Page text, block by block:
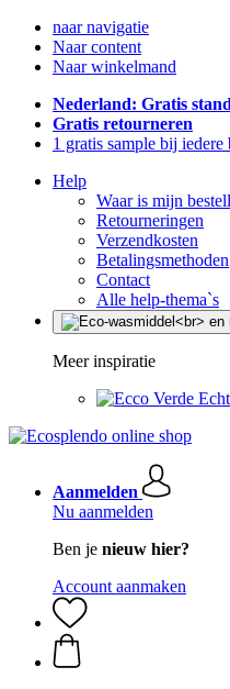
naar navigatie
Naar content
Naar winkelmand
Nederland: Gratis
Gratis retourneren
1 gratis sample bij iedere
Help
Waar is mijn
Retourneringen
Verzendkosten
Betalingsmethoden
Contact
Alle help-thema`s
Meer inspiratie
Aanmelden
Nu aanmelden
Ben je nieuw hier?
Account aanmaken